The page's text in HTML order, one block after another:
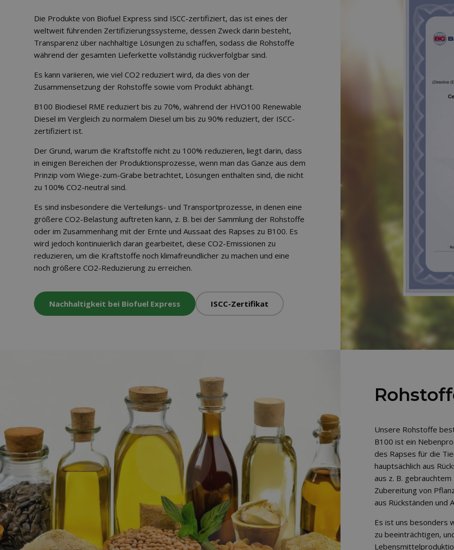
Die Produkte von Biofuel Express sind ISCC-zertifiziert, das ist eines der
weltweit führenden Zertifizierungssysteme, dessen Zweck darin besteht,
Transparenz über nachhaltige Lösungen zu schaffen, sodass die Rohstoffe
während der gesamten Lieferkette vollständig rückverfolgbar sind.
Es kann variieren, wie viel CO2 reduziert wird, da dies von der
Zusammensetzung der Rohstoffe sowie vom Produkt abhängt.
B100 Biodiesel RME reduziert bis zu 70%, während der HVO100 Renewable
Diesel im Vergleich zu normalem Diesel um bis zu 90% reduziert, der ISCC-
zertifiziert ist.
Der Grund, warum die Kraftstoffe nicht zu 100% reduzieren, liegt darin, dass
in einigen Bereichen der Produktionsprozesse, wenn man das Ganze aus dem
Prinzip vom Wiege-zum-Grabe betrachtet, Lösungen enthalten sind, die nicht
zu 100% CO2-neutral sind.
Es sind insbesondere die Verteilungs- und Transportprozesse, in denen eine
größere CO2-Belastung auftreten kann, z. B. bei der Sammlung der Rohstoffe
oder im Zusammenhang mit der Ernte und Aussaat des Rapses zu B100. Es
wird jedoch kontinuierlich daran gearbeitet, diese CO2-Emissionen zu
reduzieren, um die Kraftstoffe noch klimafreundlicher zu machen und eine
noch größere CO2-Reduzierung zu erreichen.
Nachhaltigkeit bei Biofuel Express ISCC-Zertifikat
Unsere Rohstoffe
B100 ist ein
des Rapses für die
hauptsächlich aus
aus z. B.
Zubereitung von
aus Rückständen und
Es ist uns besonders
zu beeinträchtigen,